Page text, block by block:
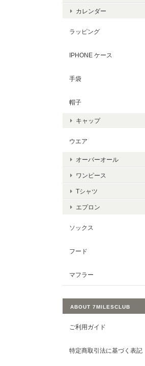
カレンダー
ラッピング
IPHONE ケース
手袋
帽子
キャップ
ウエア
オーバーオール
ワンピース
Tシャツ
エプロン
ソックス
フード
マフラー
ABOUT 7MILESCLUB
ご利用ガイド
特定商取引法に基づく表記